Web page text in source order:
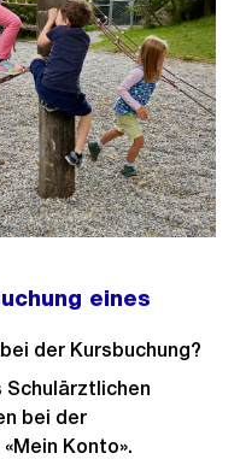
eines
der Kursbuchung?
Schulärztlichen
bei der
Konto».